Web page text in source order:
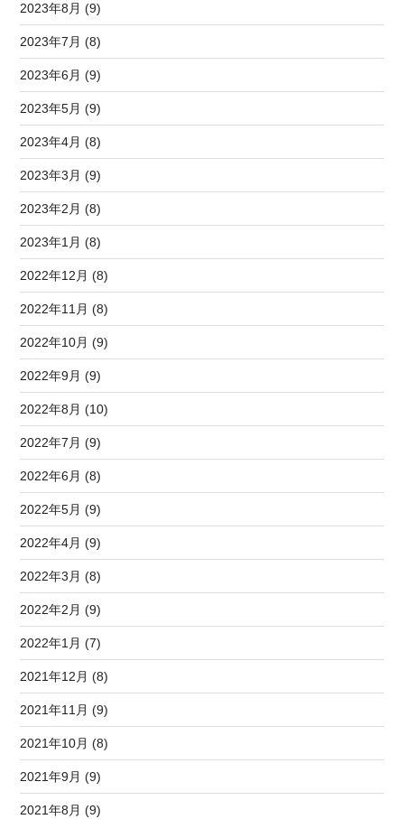
2023年8月 (9)
2023年7月 (8)
2023年6月 (9)
2023年5月 (9)
2023年4月 (8)
2023年3月 (9)
2023年2月 (8)
2023年1月 (8)
2022年12月 (8)
2022年11月 (8)
2022年10月 (9)
2022年9月 (9)
2022年8月 (10)
2022年7月 (9)
2022年6月 (8)
2022年5月 (9)
2022年4月 (9)
2022年3月 (8)
2022年2月 (9)
2022年1月 (7)
2021年12月 (8)
2021年11月 (9)
2021年10月 (8)
2021年9月 (9)
2021年8月 (9)